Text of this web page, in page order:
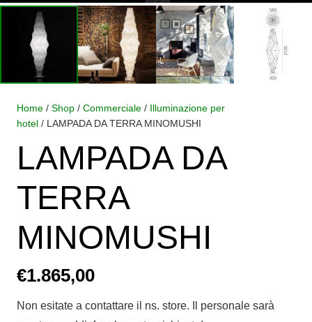
Home / Shop / Commerciale / Illuminazione per
hotel / LAMPADA DA TERRA MINOMUSHI
LAMPADA DA
TERRA
MINOMUSHI
€1.865,00
Non esitate a contattare il ns. store. Il personale sarà